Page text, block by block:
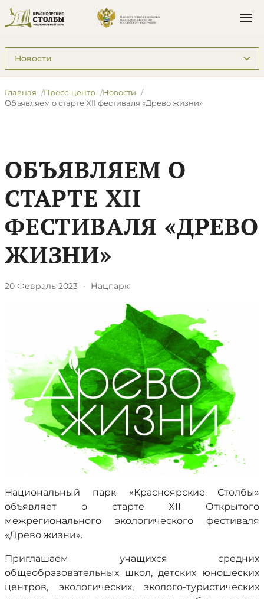
Подразделы: Пресс-центр
Главная Пресс-центр
Новости
Объявляем о старте XII фестиваля «Древо жизни»
ОБЪЯВЛЯЕМ О
СТАРТЕ XII
ФЕСТИВАЛЯ «ДРЕВО
ЖИЗНИ»
20 Февраль 2023 · Нацпарк
Национальный парк «Красноярские Столбы»
объявляет о старте XII Открытого
межрегионального экологического фестиваля
«Древо жизни».
Приглашаем учащихся средних
общеобразовательных школ, детских юношеских
центров, экологических, эколого-туристических